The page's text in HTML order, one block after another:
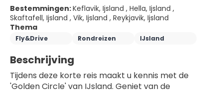
Bestemmingen:Keflavik, Ijsland , Hella, Ijsland ,
Skaftafell, Ijsland , Vik, Ijsland , Reykjavik, Ijsland
Thema
Fly&Drive Rondreizen IJsland
Beschrijving
Tijdens deze korte reis maakt u kennis met de
'Golden Circle' van IJsland. Geniet van de